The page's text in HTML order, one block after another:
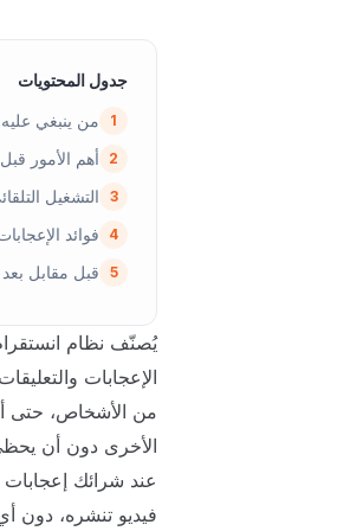
جدول المحتويات
1 من ينبغي عليه
2 أهم الأمور
3 التشغيل
4 فوائد
5 قبل مقابل بعد
يُصنّف نظام
الإعجابات
من الأشخاص، حتى
الأخرى دون أن